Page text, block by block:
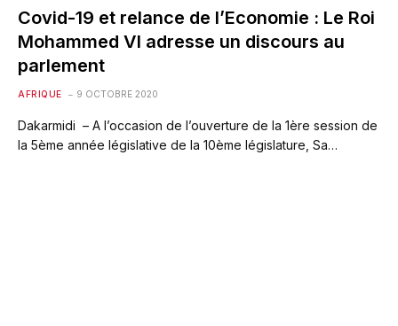
Covid-19 et relance de l’Economie : Le Roi
Mohammed VI adresse un discours au
parlement
AFRIQUE 9 OCTOBRE 2020
Dakarmidi – A l’occasion de l’ouverture de la 1ère session de
la 5ème année législative de la 10ème législature, Sa…